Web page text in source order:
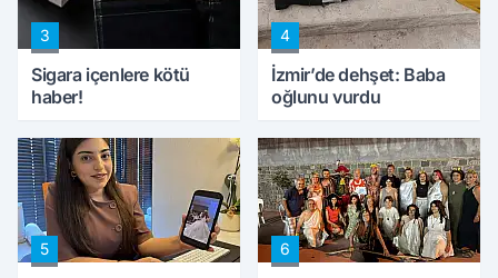
3
Sigara içenlere kötü
haber!
4
İzmir’de dehşet: Baba
oğlunu vurdu
5 6